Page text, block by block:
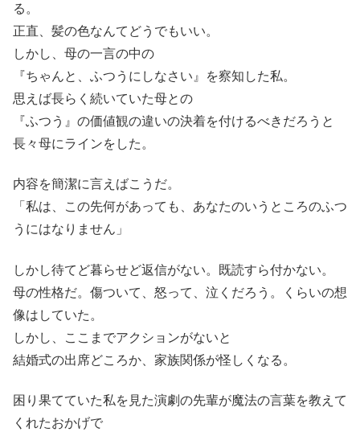
る。
正直、髪の色なんてどうでもいい。
しかし、母の一言の中の
『ちゃんと、ふつうにしなさい』を察知した私。
思えば長らく続いていた母との
『ふつう』の価値観の違いの決着を付けるべきだろうと
長々母にラインをした。
内容を簡潔に言えばこうだ。
「私は、この先何があっても、あなたのいうところのふつ
うにはなりません」
しかし待てど暮らせど返信がない。既読すら付かない。
母の性格だ。傷ついて、怒って、泣くだろう。くらいの想
像はしていた。
しかし、ここまでアクションがないと
結婚式の出席どころか、家族関係が怪しくなる。
困り果てていた私を見た演劇の先輩が魔法の言葉を教えて
くれたおかげで